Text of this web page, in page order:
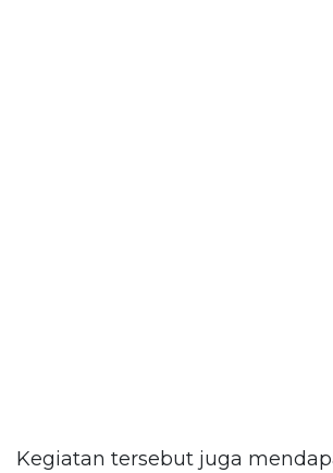
Kegiatan tersebut juga